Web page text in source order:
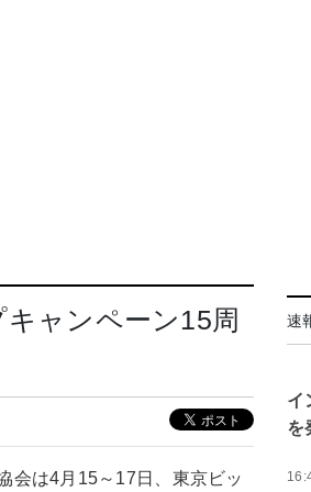
ャンペーン15周
会は4月15～17日、東京ビッ
速
イ
を